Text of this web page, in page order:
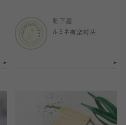
靴下屋
ルミネ有楽町店